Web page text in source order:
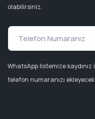
olabilirsiniz.
WhatsApp listemize
telefon numaranızı